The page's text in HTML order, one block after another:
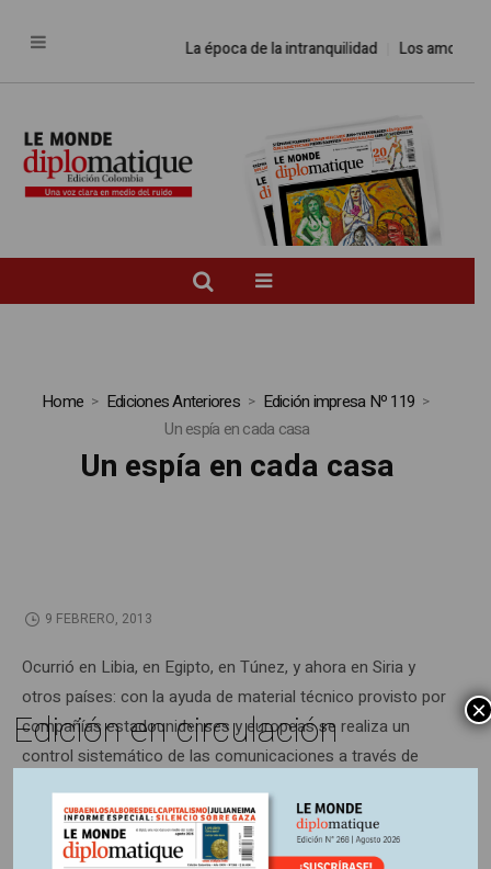
La época de la intranquilidad Los amos
Home Ediciones Anteriores
Edición impresa Nº 119
Un espía en cada casa
Un espía en cada casa
9 FEBRERO, 2013
Ocurrió en Libia, en Egipto, en Túnez, y ahora en Siria y
otros países: con la ayuda de material técnico provisto por
compañías estadounidenses y europeas se realiza un
control sistemático de las comunicaciones a través de
asunto queda confinado al ámbito privado.
Edición en circulación ×